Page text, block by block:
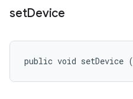
setDevice
public void setDevice (